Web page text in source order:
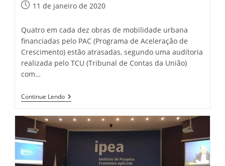
Post11 de janeiro de 2020
Quatro em cada dez obras de mobilidade urbana
financiadas pelo PAC (Programa de Aceleração de
Crescimento) estão atrasadas, segundo uma auditoria
realizada pelo TCU (Tribunal de Contas da União)
com…
Continue LendoObras
Atrasadas
Impacto
Na
Mobilidade
Urbana,
Mostra
Reportagem